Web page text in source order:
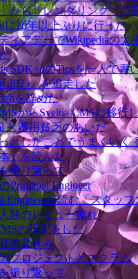
から「レンダリング」に
に10年以上ぶりに行った
ィアデーでWikipediaの太
SDK+αのTipsを一人で書
2025」を追走した
を辞めた
からSveltia CMSに移行
と器用貧乏のあいだ
としたことでうまくいく
」を読んだ
振り返って
Principal Engineer
Engineerが読む「スタッ
類のレビュー疲れ
の設定をした
の夏休み
プロジェクトとスクラム
振り返って